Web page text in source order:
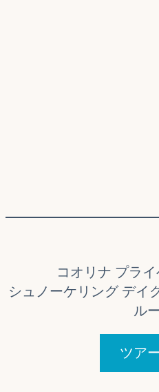
コオリナ プラ
シュノーケリング デイ
ル
ツア